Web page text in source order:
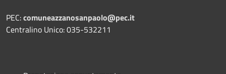
PEC:comuneazzanosanpaolo@pec.it
Centralino Unico: 035-532211